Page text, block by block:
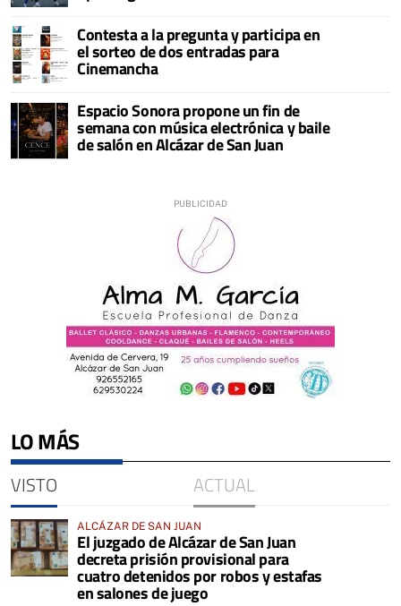
Contesta a la pregunta y participa en
el sorteo de dos entradas para
Cinemancha
Espacio Sonora propone un fin de
semana con música electrónica y baile
de salón en Alcázar de San Juan
LO MÁS
VISTO ACTUAL
ALCÁZAR DE SAN JUAN
El juzgado de Alcázar de San Juan
decreta prisión provisional para
cuatro detenidos por robos y estafas
en salones de juego